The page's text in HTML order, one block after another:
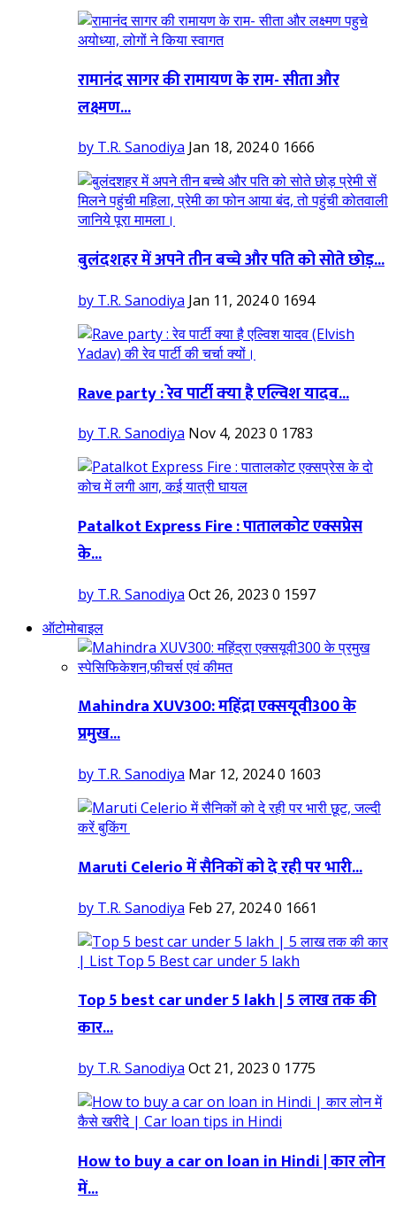
रामानंद सागर की रामायण के राम- सीता और
लक्ष्मण...
by T.R. Sanodiya Jan 18, 20240 1666
बुलंदशहर में अपने तीन बच्चे और पति को सोते छोड़...
by T.R. Sanodiya Jan 11, 20240 1694
Rave party : रेव पार्टी क्‍या है एल्विश यादव...
by T.R. Sanodiya Nov 4, 2023 0 1783
Patalkot Express Fire : पातालकोट एक्सप्रेस
के...
by T.R. Sanodiya Oct 26, 2023 0 1597
ऑटोमोबाइल
Mahindra XUV300: महिंद्रा एक्सयूवी300 के
प्रमुख...
by T.R. Sanodiya Mar 12, 20240 1603
Maruti Celerio में सैनिकों को दे रही पर भारी...
by T.R. Sanodiya Feb 27, 20240 1661
Top 5 best car under 5 lakh | 5 लाख तक की
कार...
by T.R. Sanodiya Oct 21, 2023 0 1775
How to buy a car on loan in Hindi | कार लोन
में...